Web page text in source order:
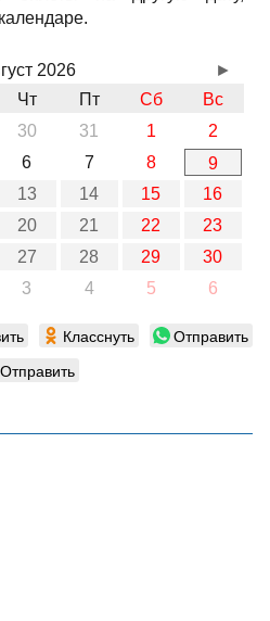
2026
Чт Пт Сб
Вс
30 31 1
2
6 7 8
9
13 14 15
16
20 21 22
23
27 28 29
30
3 4 5 6
►
Класснуть
Отправить
Отправить